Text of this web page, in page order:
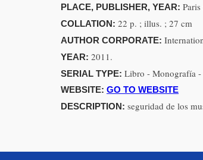
PLACE, PUBLISHER, YEAR:
COLLATION: 22 p. ; illus. ; 27 cm
AUTHOR CORPORATE:
YEAR: 2011.
SERIAL TYPE: Libro - Monografía -
WEBSITE: GO TO WEBSITE
DESCRIPTION: seguridad de los